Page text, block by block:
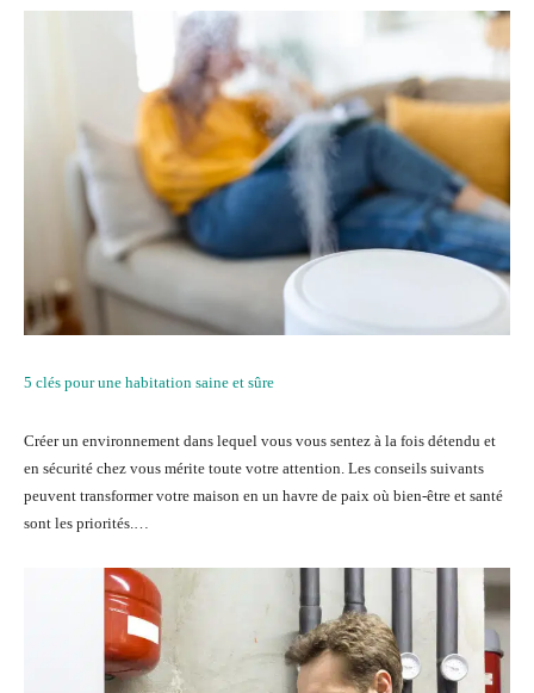
5 clés pour une habitation saine et sûre
Créer un environnement dans lequel vous vous sentez à la fois détendu et
en sécurité chez vous mérite toute votre attention. Les conseils suivants
peuvent transformer votre maison en un havre de paix où bien-être et santé
sont les priorités.…